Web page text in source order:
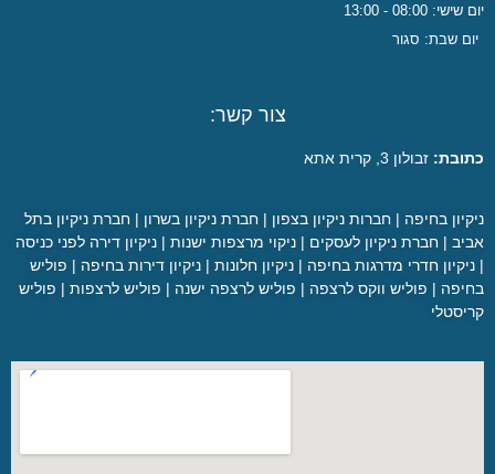
יום שישי: 08:00 - 13:00
יום שבת: סגור
צור קשר:
כתובת: זבולון 3, קרית אתא
ניקיון בחיפה | חברות ניקיון בצפון | חברת ניקיון בשרון | חברת ניקיון בתל
אביב | חברת ניקיון לעסקים | ניקוי מרצפות ישנות | ניקיון דירה לפני כניסה
| ניקיון חדרי מדרגות בחיפה | ניקיון חלונות | ניקיון דירות בחיפה | פוליש
בחיפה | פוליש ווקס לרצפה | פוליש לרצפה ישנה | פוליש לרצפות | פוליש
קריסטלי